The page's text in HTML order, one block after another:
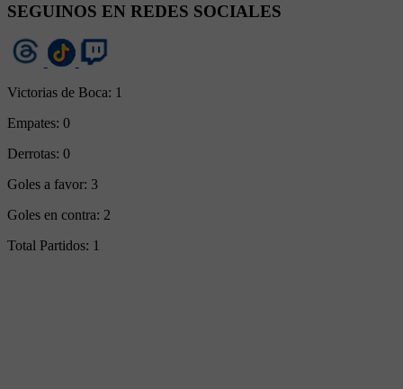
SEGUINOS EN REDES SOCIALES
Victorias de Boca: 1
Empates: 0
Derrotas: 0
Goles a favor: 3
Goles en contra: 2
Total Partidos: 1